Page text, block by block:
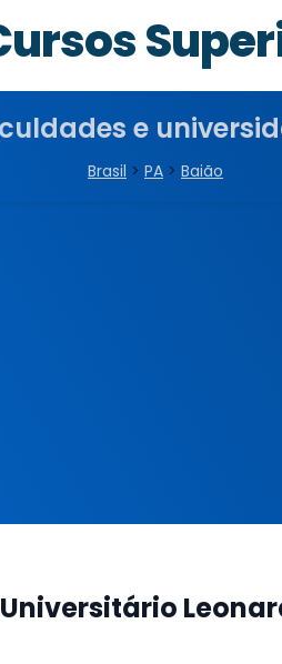
e
Brasil > PA > Baião